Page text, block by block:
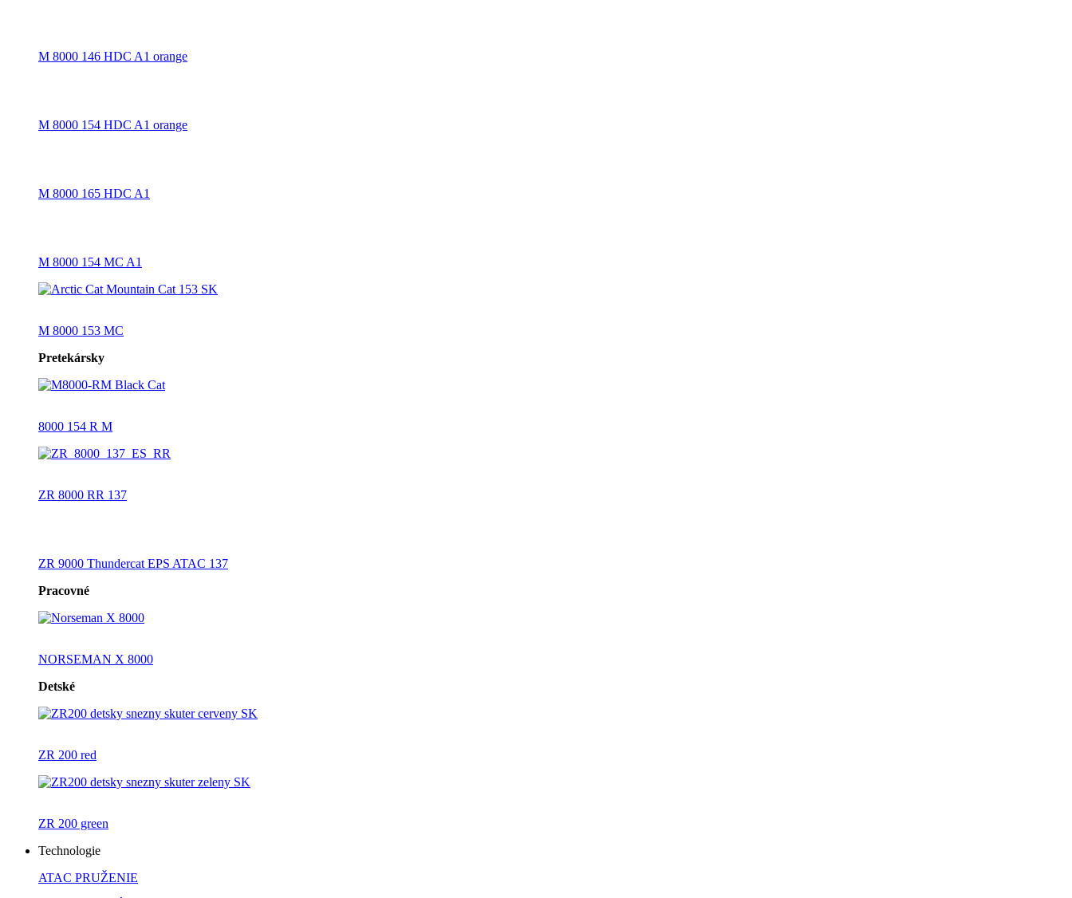
M 8000 146 HDC A1 orange
M 8000 154 HDC A1 orange
M 8000 165 HDC A1
M 8000 154 MC A1
M 8000 153 MC
Pretekársky
8000 154 R M
ZR 8000 RR 137
ZR 9000 Thundercat EPS ATAC 137
Pracovné
NORSEMAN X 8000
Detské
ZR 200 red
ZR 200 green
Technologie
ATAC PRUŽENIE